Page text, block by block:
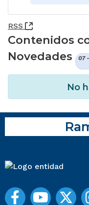
RSS (Abre una
Contenidos
Novedades
07
No